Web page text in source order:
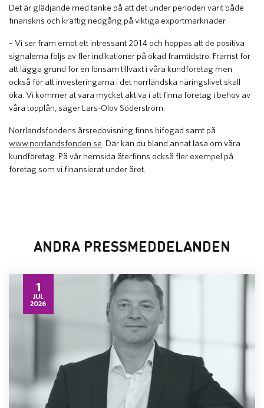
Det är glädjande med tanke på att det under perioden varit både
finanskris och kraftig nedgång på viktiga exportmarknader.
– Vi ser fram emot ett intressant 2014 och hoppas att de positiva
signalerna följs av fler indikationer på ökad framtidstro. Främst för
att lägga grund för en lönsam tillväxt i våra kundföretag men
också för att investeringarna i det norrländska näringslivet skall
öka. Vi kommer at vara mycket aktiva i att finna företag i behov av
våra topplån, säger Lars-Olov Söderström.
Norrlandsfondens årsredovisning finns bifogad samt på
www.norrlandsfonden.se . Där kan du bland annat läsa om våra
kundföretag. På vår hemsida återfinns också fler exempel på
företag som vi finansierat under året.
ANDRA PRESSMEDDELANDEN
1
JUL
2026